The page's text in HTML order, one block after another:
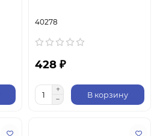
40278
428 ₽
В корзину